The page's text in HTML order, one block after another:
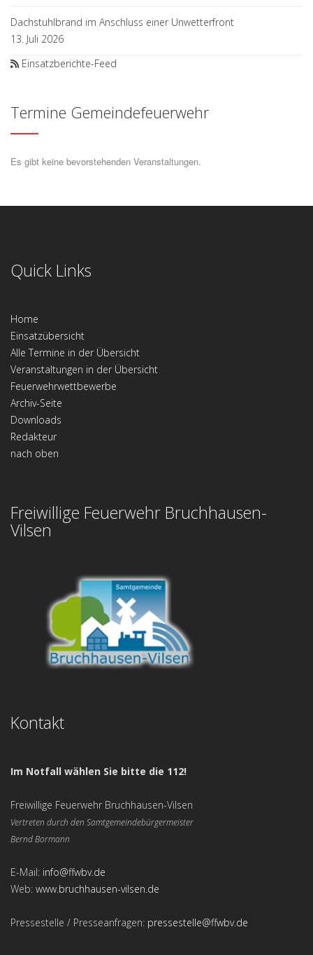
Dachstuhlbrand im Anschluss einer Unwetterfront
13. Juli 2026
Einsatzberichte-Feed
Termine Gemeindefeuerwehr
Es gibt keine bevorstehenden Veranstaltungen.
Quick Links
Home
Einsatzübersicht
Alle Termine in der Übersicht
Veranstaltungen in der Übersicht
Feuerwehrwettbewerbe
Archiv-Seite
Downloads
Redakteur
nach oben
Freiwillige Feuerwehr Bruchhausen-
Vilsen
Kontakt
Im Notfall wählen Sie bitte die 112!
Freiwillige Feuerwehr Bruchhausen-Vilsen
Vertreten durch den Samtgemeindebürgermeister
Bernd Bormann
E-Mail: info@ffwbv.de
Web: www.bruchhausen-vilsen.de
Pressestelle / Presseanfragen: pressestelle@ffwbv.de